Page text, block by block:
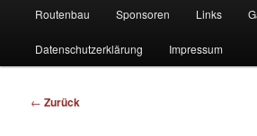
Routenbau Sponsoren Links
Datenschutzerklärung Impressum
Beitragsnavigation
← Zurück